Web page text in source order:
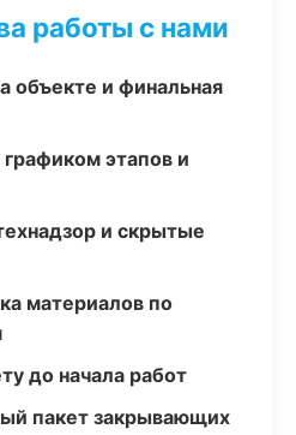
работы с нами
объекте и финальная
этапов и
и скрытые
материалов по
до начала работ
пакет закрывающих